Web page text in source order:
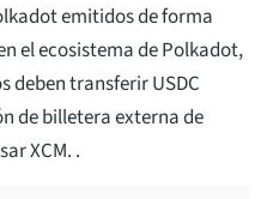
emitidos de forma
el ecosistema de Polkadot,
deben transferir USDC
de billetera externa de
XCM. .